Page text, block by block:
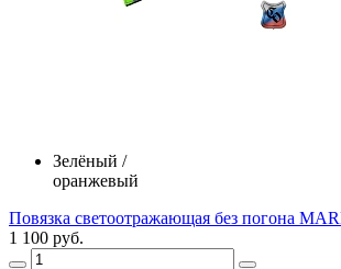
Зелёный /
оранжевый
Повязка светоотражающая без погона
1 100 руб.